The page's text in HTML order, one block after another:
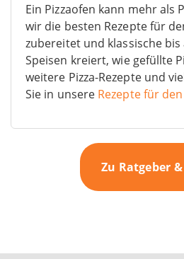
Ein Pizzaofen kann mehr als
wir die besten Rezepte für
zubereitet und klassische bis
Speisen kreiert, wie gefüllte
weitere Pizza-Rezepte und
Sie in unsere Rezepte für
Zu Ratgeber